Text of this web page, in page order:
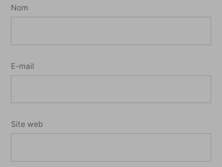
Nom
E-mail
Site web